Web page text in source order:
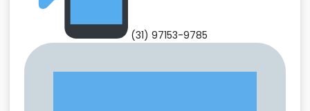
(31) 97153-9785